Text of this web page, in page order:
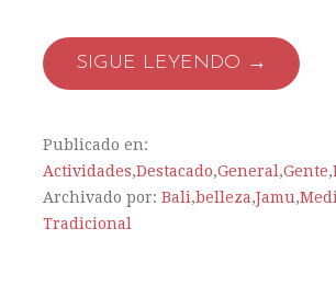
SIGUE LEYENDO →
Publicado en:
Actividades,Destacado,General,Gente,
Archivado por: Bali,belleza,Jamu,
Tradicional